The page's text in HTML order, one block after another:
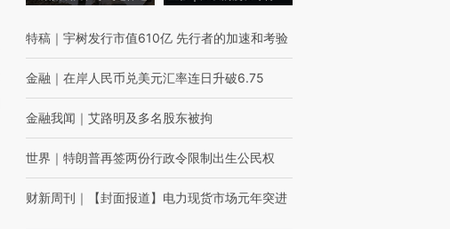
特稿 ｜ 宇树发行市值610亿 先行者的加速和考验
金融 ｜ 在岸人民币兑美元汇率连日升破6.75
金融我闻 ｜ 艾路明及多名股东被拘
世界 ｜ 特朗普再签两份行政令限制出生公民权
财新周刊 ｜ 【封面报道】电力现货市场元年突进